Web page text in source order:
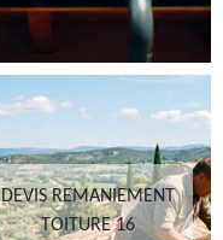
DEVIS REMANIEMENT
TOITURE 16